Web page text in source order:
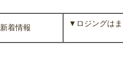
新着情報 ▼ロジングは